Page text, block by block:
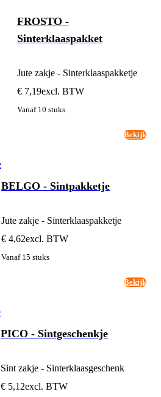
FROSTO -
Sinterklaaspakket
Jute zakje - Sinterklaaspakketje
€ 7,19excl. BTW
Vanaf 10 stuks
Bekijk
BELGO - Sintpakketje
Jute zakje - Sinterklaaspakketje
€ 4,62excl. BTW
Vanaf 15 stuks
Bekijk
PICO - Sintgeschenkje
Sint zakje - Sinterklaasgeschenk
€ 5,12excl. BTW